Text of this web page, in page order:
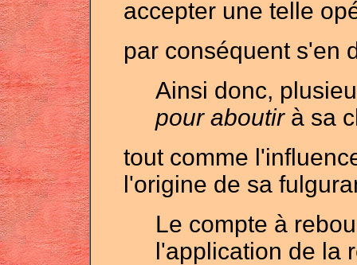
accepter une telle
par conséquent s'en
Ainsi donc,
pour aboutir à sa
tout comme
l'origine de sa
Le compte à
l'application de la